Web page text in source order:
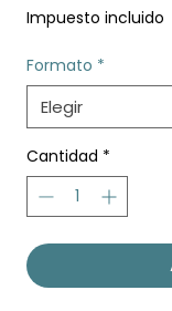
Impuesto incluido
Formato *
Cantidad *